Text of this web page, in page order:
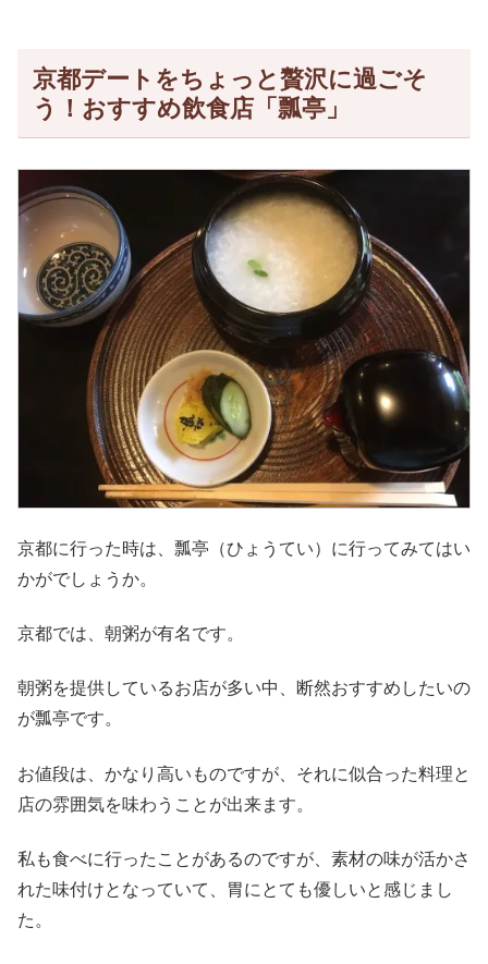
京都デートをちょっと贅沢に過ごそ
う！おすすめ飲食店「瓢亭」
京都に行った時は、瓢亭（ひょうてい）に行ってみてはい
かがでしょうか。
京都では、朝粥が有名です。
朝粥を提供しているお店が多い中、断然おすすめしたいの
が瓢亭です。
お値段は、かなり高いものですが、それに似合った料理と
店の雰囲気を味わうことが出来ます。
私も食べに行ったことがあるのですが、素材の味が活かさ
れた味付けとなっていて、胃にとても優しいと感じまし
た。